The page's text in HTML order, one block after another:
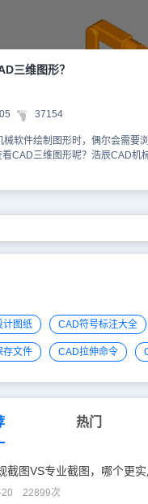
数目：”，键入“4”并回车；命令行
键入“-20”并回车；命令行窗口又
“0,100,0”并回车；命令行窗口又
柱体形成每圈36个、24个和12个
编辑”→“差集”，从喷头中将这些
一步，操作菜单“工具”→“命名
视图”→“三维视图”→“视点预置”
图”→“视觉样式”→“真实”，显示的
我们就完成了浩辰CAD画三维的
平面上为其相应的边标注尺寸。
入UCS回车，键入M回车，在“指
命令提示下用端点捕捉右边的
2为完成尺寸标注的图形。 2、 然
令行键入UCS回车，键入N回车
把三维边的标注转换到二维平面
标注的尺寸图如图所示。 二、
平面到架子右侧的平面，在命
入90回车，这样就把坐标系的
三维图形？
37154
械软件绘制图形时，偶尔会需要
看CAD三维图形呢？浩辰CAD机
进行设置，另外也可从各种不
维模型浏览器（V）】或输入
1）文件a. 文件--->打开：打开三维
四种格式（igs，iges，stp，
为：将当前三维模型保存成固定
工具栏）。功能说明：导出当前
图所示。 （2）功能说明对三维模型的浏
a.动态缩放、窗口缩放、适合窗
准视图包括前视图、后视图、
移动 注：此功能仅支持64位计算机操作
CAD教程，请访问 : http://
计图纸 CAD符号标注大全
存文件 CAD拉伸命令
热门
截图VS专业截图，哪个更实
20 22899次